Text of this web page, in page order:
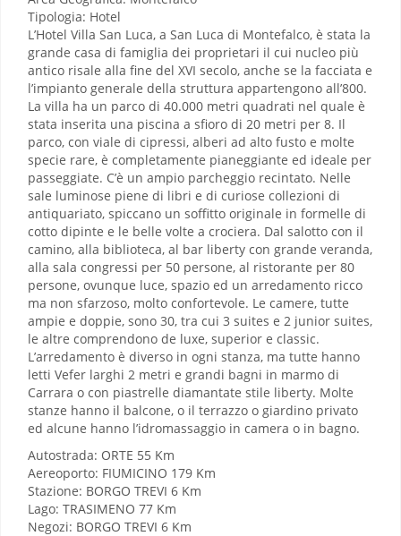
Tipologia: Hotel
L’Hotel Villa San Luca, a San Luca di Montefalco, è stata la
grande casa di famiglia dei proprietari il cui nucleo più
antico risale alla fine del XVI secolo, anche se la facciata e
l’impianto generale della struttura appartengono all’800.
La villa ha un parco di 40.000 metri quadrati nel quale è
stata inserita una piscina a sfioro di 20 metri per 8. Il
parco, con viale di cipressi, alberi ad alto fusto e molte
specie rare, è completamente pianeggiante ed ideale per
passeggiate. C’è un ampio parcheggio recintato. Nelle
sale luminose piene di libri e di curiose collezioni di
antiquariato, spiccano un soffitto originale in formelle di
cotto dipinte e le belle volte a crociera. Dal salotto con il
camino, alla biblioteca, al bar liberty con grande veranda,
alla sala congressi per 50 persone, al ristorante per 80
persone, ovunque luce, spazio ed un arredamento ricco
ma non sfarzoso, molto confortevole. Le camere, tutte
ampie e doppie, sono 30, tra cui 3 suites e 2 junior suites,
le altre comprendono de luxe, superior e classic.
L’arredamento è diverso in ogni stanza, ma tutte hanno
letti Vefer larghi 2 metri e grandi bagni in marmo di
Carrara o con piastrelle diamantate stile liberty. Molte
stanze hanno il balcone, o il terrazzo o giardino privato
ed alcune hanno l’idromassaggio in camera o in bagno.
Autostrada: ORTE 55 Km
Aereoporto: FIUMICINO 179 Km
Stazione: BORGO TREVI 6 Km
Lago: TRASIMENO 77 Km
Negozi: BORGO TREVI 6 Km